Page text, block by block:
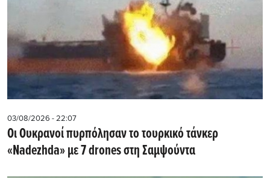
03/08/2026 - 22:07
Οι Ουκρανοί πυρπόλησαν το τουρκικό τάνκερ
«Nadezhda» με 7 drones στη Σαμψούντα